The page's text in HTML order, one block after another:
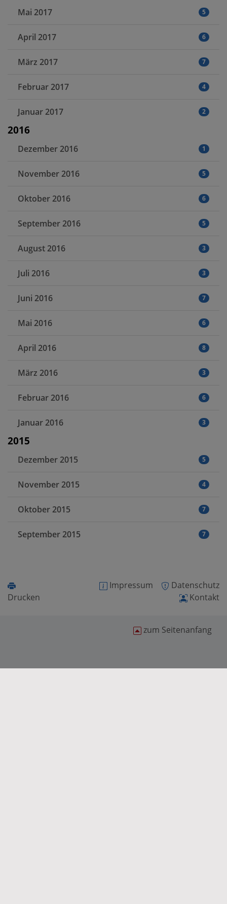
Mai 2017 5
April 2017 6
März 2017 7
Februar 2017 4
Januar 2017 2
2016
Dezember 2016 1
November 2016 5
Oktober 2016 6
September 2016 5
August 2016 3
Juli 2016 3
Juni 2016 7
Mai 2016 6
April 2016 8
März 2016 3
Februar 2016 6
Januar 2016 3
2015
Dezember 2015 5
November 2015 4
Oktober 2015 7
September 2015 7
Drucken
Datenschutz
Impressum
Kontakt
zum Seitenanfang